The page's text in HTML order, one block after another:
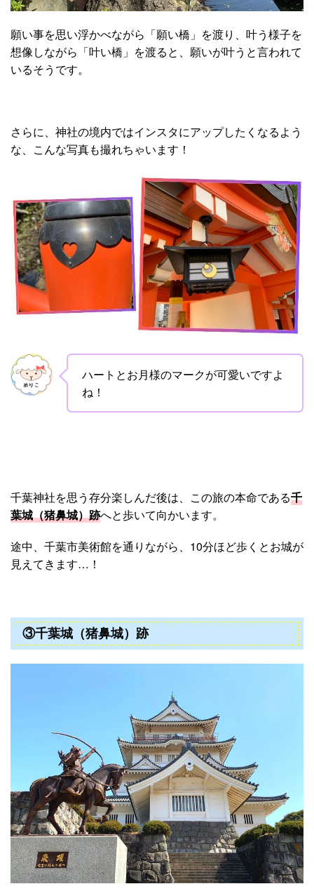
願い事を思い浮かべながら「願い橋」を渡り、叶う様子を
想像しながら「叶い橋」を渡ると、願いが叶うと言われて
いるそうです。
さらに、神社の境内ではインスタにアップしたくなるよう
な、こんな写真も撮れちゃいます！
ハートとお月様のマークが可愛いですよ
ね！
千葉神社を思う存分楽しんだ後は、この旅の本命である千
葉城（猪鼻城）跡へと歩いて向かいます。
途中、千葉市美術館を通りながら、10分ほど歩くとお城が
見えてきます…！
③千葉城（猪鼻城）跡